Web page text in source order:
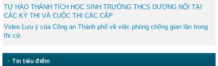
TỰ HÀO THÀNH TÍCH HỌC SINH TRƯỜNG THCS DƯƠNG NỘI TẠI
CÁC KỲ THI VÀ CUỘC THI CÁC CẤP
Video Lưu ý của Công an Thành phố về việc phòng chống gian lận trong
thi cử.
• Tin tiêu điểm